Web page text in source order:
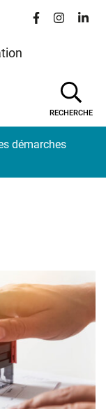
d'accessibilité
Lien vers le
Lien vers
Lien
RECHERCHE
démarches